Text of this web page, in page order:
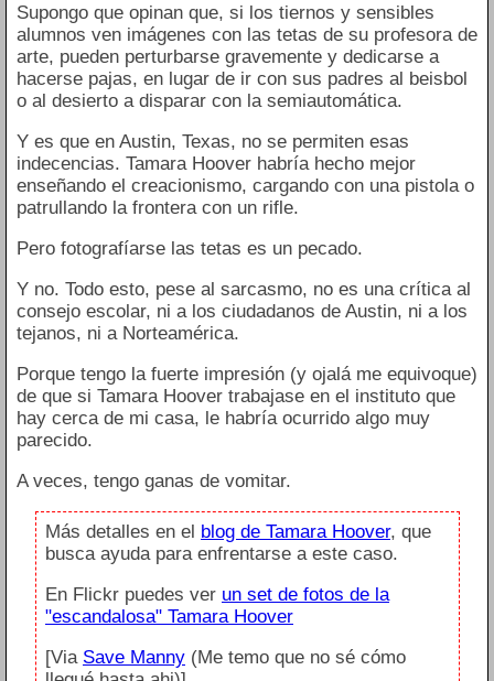
Supongo que opinan que, si los tiernos y sensibles
alumnos ven imágenes con las tetas de su profesora de
arte, pueden perturbarse gravemente y dedicarse a
hacerse pajas, en lugar de ir con sus padres al beisbol
o al desierto a disparar con la semiautomática.
Y es que en Austin, Texas, no se permiten esas
indecencias. Tamara Hoover habría hecho mejor
enseñando el creacionismo, cargando con una pistola o
patrullando la frontera con un rifle.
Pero fotografíarse las tetas es un pecado.
Y no. Todo esto, pese al sarcasmo, no es una crítica al
consejo escolar, ni a los ciudadanos de Austin, ni a los
tejanos, ni a Norteamérica.
Porque tengo la fuerte impresión (y ojalá me equivoque)
de que si Tamara Hoover trabajase en el instituto que
hay cerca de mi casa, le habría ocurrido algo muy
parecido.
A veces, tengo ganas de vomitar.
Más detalles en el blog de Tamara Hoover, que
busca ayuda para enfrentarse a este caso.
En Flickr puedes ver un set de fotos de la
"escandalosa" Tamara Hoover
[Via Save Manny (Me temo que no sé cómo